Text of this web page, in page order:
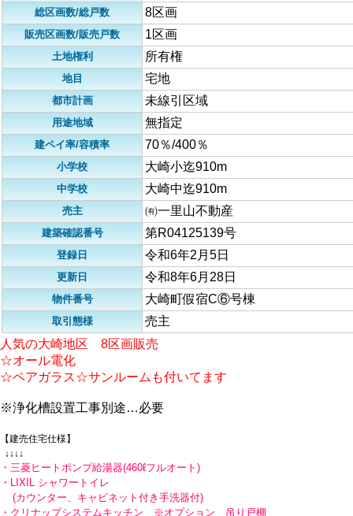
総区画数/総戸数 8区画
販売区画数/販売戸数 1区画
土地権利 所有権
地目 宅地
都市計画 未線引区域
用途地域 無指定
建ペイ率/容積率 70％/400％
小学校 大崎小迄910m
中学校 大崎中迄910m
売主 ㈲一里山不動産
建築確認番号 第R04125139号
登録日 令和6年2月5日
更新日 令和8年6月28日
物件番号 大崎町假宿C⑥号棟
取引態様
売主
人気の大崎地区 8区画販売
☆オール電化
☆ペアガラス☆サンルームも付いてます
※浄化槽設置工事別途…必要
【建売住宅仕様】
↓↓↓↓
・三菱ヒートポンプ給湯器(460ℓフルオート)
・LIXIL シャワートイレ
(カウンター、キャビネット付き手洗器付)
・クリナップシステムキッチン ※オプション 吊り戸棚